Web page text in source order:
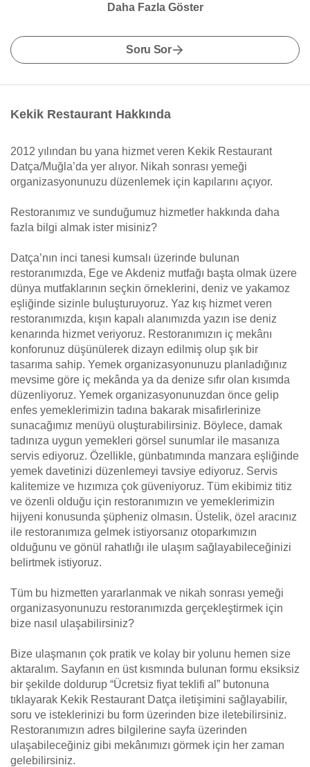
Daha Fazla Göster
Soru Sor
Kekik Restaurant Hakkında
2012 yılından bu yana hizmet veren Kekik Restaurant
Datça/Muğla’da yer alıyor. Nikah sonrası yemeği
organizasyonunuzu düzenlemek için kapılarını açıyor.
Restoranımız ve sunduğumuz hizmetler hakkında daha
fazla bilgi almak ister misiniz?
Datça’nın inci tanesi kumsalı üzerinde bulunan
restoranımızda, Ege ve Akdeniz mutfağı başta olmak üzere
dünya mutfaklarının seçkin örneklerini, deniz ve yakamoz
eşliğinde sizinle buluşturuyoruz. Yaz kış hizmet veren
restoranımızda, kışın kapalı alanımızda yazın ise deniz
kenarında hizmet veriyoruz. Restoranımızın iç mekânı
konforunuz düşünülerek dizayn edilmiş olup şık bir
tasarıma sahip. Yemek organizasyonunuzu planladığınız
mevsime göre iç mekânda ya da denize sıfır olan kısımda
düzenliyoruz. Yemek organizasyonunuzdan önce gelip
enfes yemeklerimizin tadına bakarak misafirlerinize
sunacağımız menüyü oluşturabilirsiniz. Böylece, damak
tadınıza uygun yemekleri görsel sunumlar ile masanıza
servis ediyoruz. Özellikle, günbatımında manzara eşliğinde
yemek davetinizi düzenlemeyi tavsiye ediyoruz. Servis
kalitemize ve hızımıza çok güveniyoruz. Tüm ekibimiz titiz
ve özenli olduğu için restoranımızın ve yemeklerimizin
hijyeni konusunda şüpheniz olmasın. Üstelik, özel aracınız
ile restoranımıza gelmek istiyorsanız otoparkımızın
olduğunu ve gönül rahatlığı ile ulaşım sağlayabileceğinizi
belirtmek istiyoruz.
Tüm bu hizmetten yararlanmak ve nikah sonrası yemeği
organizasyonunuzu restoranımızda gerçekleştirmek için
bize nasıl ulaşabilirsiniz?
Bize ulaşmanın çok pratik ve kolay bir yolunu hemen size
aktaralım. Sayfanın en üst kısmında bulunan formu eksiksiz
bir şekilde doldurup “Ücretsiz fiyat teklifi al” butonuna
tıklayarak Kekik Restaurant Datça iletişimini sağlayabilir,
soru ve isteklerinizi bu form üzerinden bize iletebilirsiniz.
Restoranımızın adres bilgilerine sayfa üzerinden
ulaşabileceğiniz gibi mekânımızı görmek için her zaman
gelebilirsiniz.